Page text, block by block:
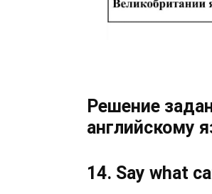
Решение
английскому
14. Say what